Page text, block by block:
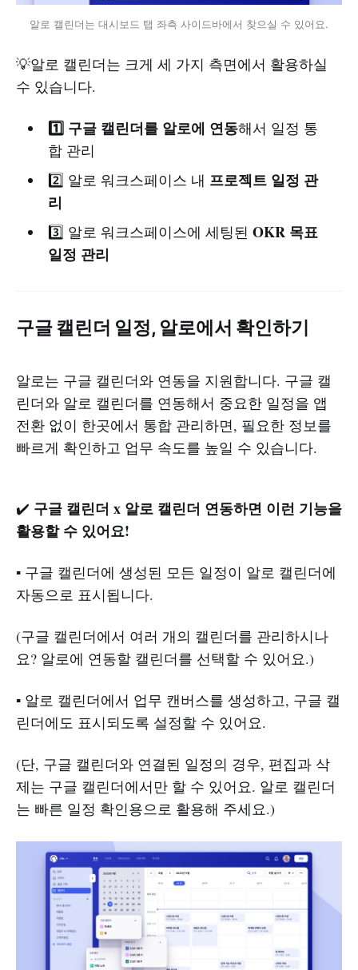
알로 캘린더는 대시보드 탭 좌측 사이드바에서 찾으실 수 있어요.
💡알로 캘린더는 크게 세 가지 측면에서 활용하실
수 있습니다.
1️⃣ 구글 캘린더를 알로에 연동해서 일정 통
합 관리
2️⃣ 알로 워크스페이스 내 프로젝트 일정 관
리
3️⃣ 알로 워크스페이스에 세팅된 OKR 목표
일정 관리
구글 캘린더 일정, 알로에서 확인하기
알로는 구글 캘린더와 연동을 지원합니다. 구글 캘
린더와 알로 캘린더를 연동해서 중요한 일정을 앱
전환 없이 한곳에서 통합 관리하면, 필요한 정보를
빠르게 확인하고 업무 속도를 높일 수 있습니다.
✔️ 구글 캘린더 x 알로 캘린더 연동하면 이런 기능을
활용할 수 있어요!
▪️ 구글 캘린더에 생성된 모든 일정이 알로 캘린더에
자동으로 표시됩니다.
(구글 캘린더에서 여러 개의 캘린더를 관리하시나
요? 알로에 연동할 캘린더를 선택할 수 있어요.)
▪️ 알로 캘린더에서 업무 캔버스를 생성하고, 구글 캘
린더에도 표시되도록 설정할 수 있어요.
(단, 구글 캘린더와 연결된 일정의 경우, 편집과 삭
제는 구글 캘린더에서만 할 수 있어요. 알로 캘린더
는 빠른 일정 확인용으로 활용해 주세요.)